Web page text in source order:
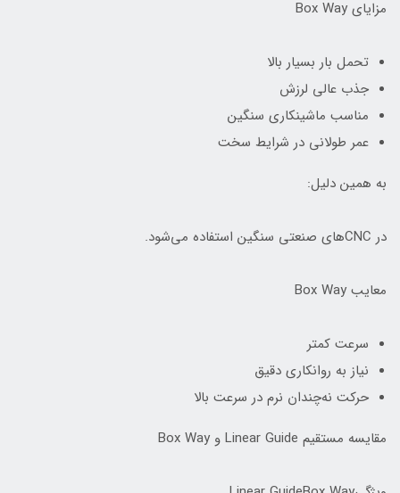
مزایای Box Way
تحمل بار بسیار بالا
جذب عالی لرزش
مناسب ماشینکاری سنگین
عمر طولانی در شرایط سخت
به همین دلیل:
در CNCهای صنعتی سنگین استفاده می‌شود.
معایب Box Way
سرعت کمتر
نیاز به روانکاری دقیق
حرکت نه‌چندان نرم در سرعت بالا
مقایسه مستقیم Linear Guide و Box Way